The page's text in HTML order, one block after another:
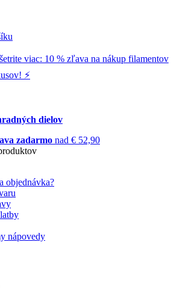
viac: 10 % zľava na nákup filamentov
⚡️
dielov
zadarmo nad € 52,90
objednávka?
nápovedy